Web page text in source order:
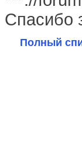
Спасибо
Полный